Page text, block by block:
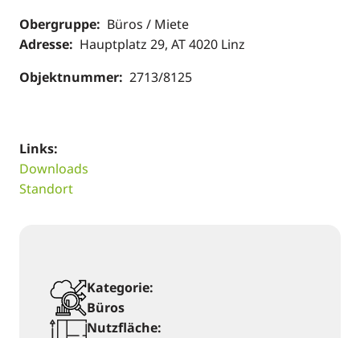
Obergruppe: Büros / Miete
Adresse: Hauptplatz 29, AT 4020 Linz
Objektnummer: 2713/8125
Links:
Downloads
Standort
Kategorie:
Büros
Nutzfläche: